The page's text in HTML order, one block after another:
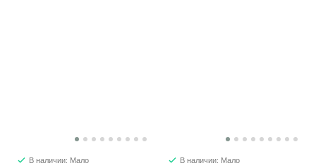
В наличии: Мало В наличии: Мало